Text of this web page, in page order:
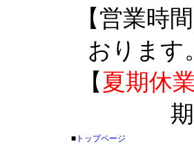
【営業時
おります。
【 夏期休
■ トップページ